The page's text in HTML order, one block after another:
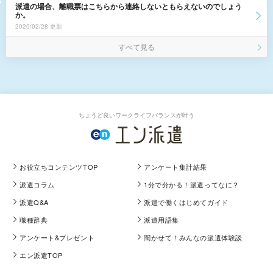
派遣の場合、離職票はこちらから連絡しないともらえないのでしょう
か。
2020/02/28 更新
すべて見る
ちょうど良いワークライフバランスが叶う
お役立ちコンテンツTOP
アンケート集計結果
派遣コラム
1分で分かる！派遣ってなに？
派遣Q&A
派遣で働くはじめてガイド
職種辞典
派遣用語集
アンケート&プレゼント
聞かせて！みんなの派遣体験談
エン派遣TOP